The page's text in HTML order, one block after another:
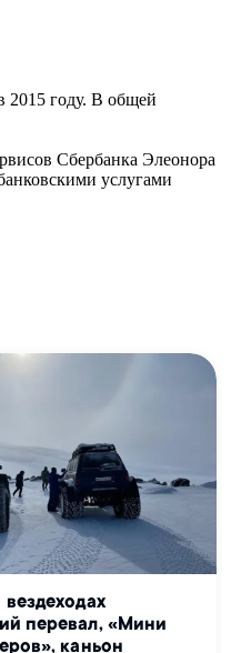
2015 году. В общей
Сбербанка Элеонора
услугами